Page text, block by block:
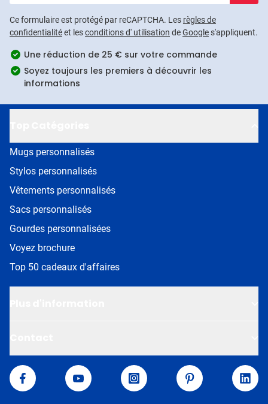
Ce formulaire est protégé par reCAPTCHA. Les règles de
confidentialitéet lesconditions d' utilisation deGoogles'appliquent.
Une réduction de 25 € sur votre commande
Soyez toujours les premiers à découvrir les
informations
Mugs personnalisés
Stylos personnalisés
Vêtements personnalisés
Sacs personnalisés
Gourdes personnalisées
Voyez brochure
Top 50 cadeaux d'affaires
Van Helden
Facebook
YouTube Instagram Pinterest